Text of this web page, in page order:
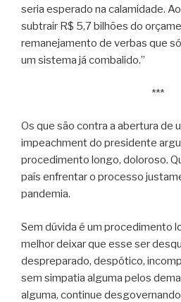
seria esperado na calamidade.
subtrair R$ 5,7 bilhões do
remanejamento de verbas que
um sistema já combalido.”
***
Os que são contra a abertura de
impeachment do presidente
procedimento longo, doloroso.
país enfrentar o processo
pandemia.
Sem dúvida é um procedimento
melhor deixar que esse ser
despreparado, despótico,
sem simpatia alguma pelos
alguma, continue